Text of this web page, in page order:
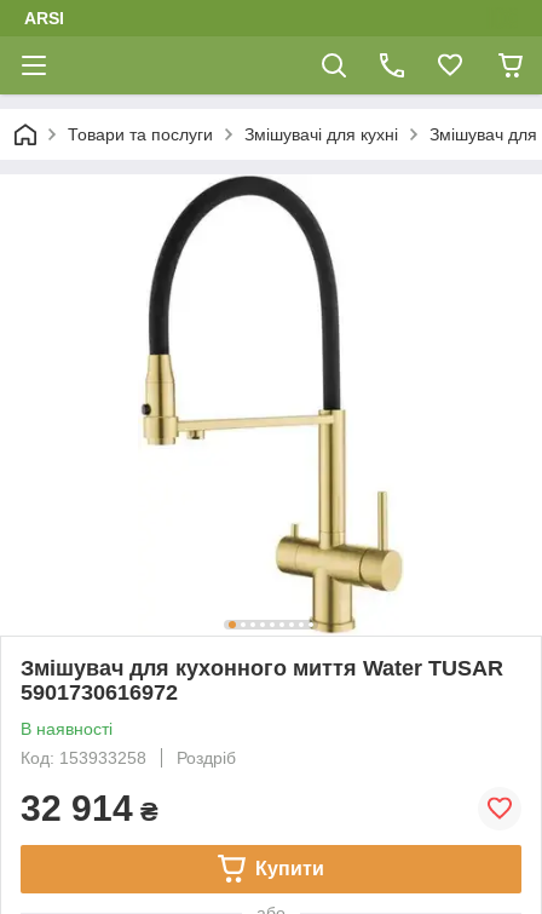
ARSI
Товари та послуги Змішувачі для кухні Змішувач
Змішувач для кухонного миття Water TUSAR
5901730616972
В наявності
Код: 153933258
Роздріб
32 914 ₴
Купити